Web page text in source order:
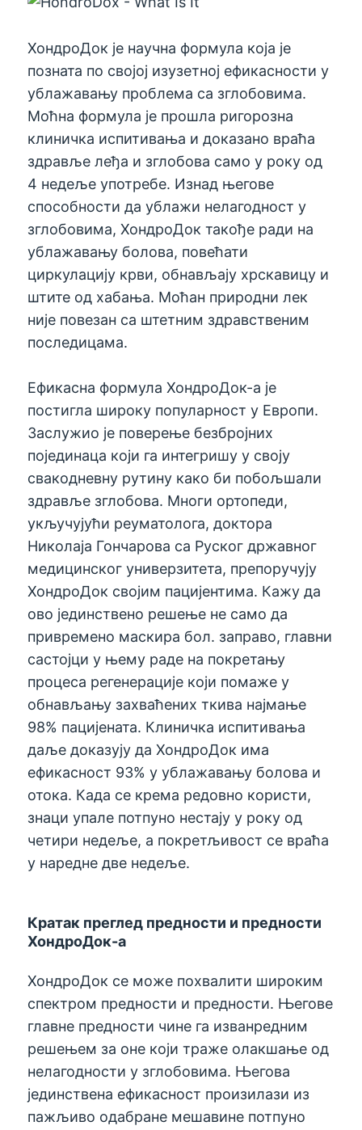
ХондроДок је научна формула која је
позната по својој изузетној ефикасности у
ублажавању проблема са зглобовима.
Моћна формула је прошла ригорозна
клиничка испитивања и доказано враћа
здравље леђа и зглобова само у року од
4 недеље употребе. Изнад његове
способности да ублажи нелагодност у
зглобовима, ХондроДок такође ради на
ублажавању болова, повећати
циркулацију крви, обнављају хрскавицу и
штите од хабања. Моћан природни лек
није повезан са штетним здравственим
последицама.
Ефикасна формула ХондроДок-а је
постигла широку популарност у Европи.
Заслужио је поверење безбројних
појединаца који га интегришу у своју
свакодневну рутину како би побољшали
здравље зглобова. Многи ортопеди,
укључујући реуматолога, доктора
Николаја Гончарова са Руског државног
медицинског универзитета, препоручују
ХондроДок својим пацијентима. Кажу да
ово јединствено решење не само да
привремено маскира бол. заправо, главни
састојци у њему раде на покретању
процеса регенерације који помаже у
обнављању захваћених ткива најмање
98% пацијената. Клиничка испитивања
даље доказују да ХондроДок има
ефикасност 93% у ублажавању болова и
отока. Када се крема редовно користи,
знаци упале потпуно нестају у року од
четири недеље, а покретљивост се враћа
у наредне две недеље.
Кратак преглед предности и предности
ХондроДок-а
ХондроДок се може похвалити широким
спектром предности и предности. Његове
главне предности чине га изванредним
решењем за оне који траже олакшање од
нелагодности у зглобовима. Његова
јединствена ефикасност произилази из
пажљиво одабране мешавине потпуно